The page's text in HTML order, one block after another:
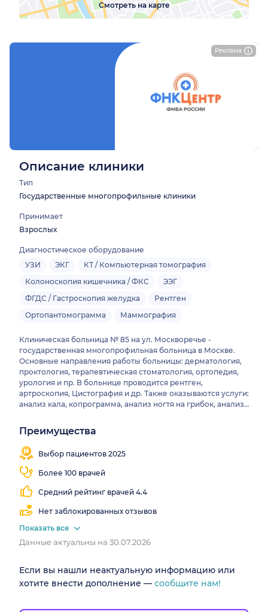
Реклама
Смотреть на карте
Описание клиники
Тип
Государственные многопрофильные клиники
Принимает
Взрослых
Диагностическое оборудование
УЗИ
ЭКГ
КТ / Компьютерная томография
Колоноскопия кишечника / ФКС
ЭЭГ
ФГДС / Гастроскопия желудка
Рентген
Ортопантомограмма
Маммография
Клиническая больница № 85 на ул. Москворечье -
государственная многопрофильная больница в Москве.
Основные направления работы больницы: дерматология,
проктология, терапевтическая стоматология, ортопедия,
урология и пр. В больнице проводится рентген,
артроскопия, Цистография и др. Также оказываются услуги:
анализ кала, копрограмма, анализ ногтя на грибок, анализ
разного профиля и квалификации, в том числе кандидаты и
доктора медицинских наук.
Преимущества
Выбор пациентов 2025
Более 100 врачей
Средний рейтинг врачей 4.4
Нет заблокированных отзывов
специальностей
КТ
Близко
метро
Показать все
Данные актуальны на 30.07.2026
Если вы нашли неактуальную информацию или
хотите внести дополнение — сообщите нам!